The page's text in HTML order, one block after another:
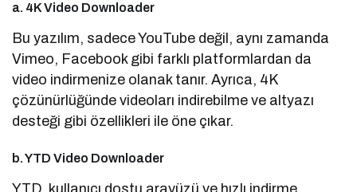
a. 4K Video Downloader
Bu yazılım, sadece YouTube değil, aynı zamanda
Vimeo, Facebook gibi farklı platformlardan da
video indirmenize olanak tanır. Ayrıca, 4K
çözünürlüğünde videoları indirebilme ve altyazı
desteği gibi özellikleri ile öne çıkar.
b. YTD Video Downloader